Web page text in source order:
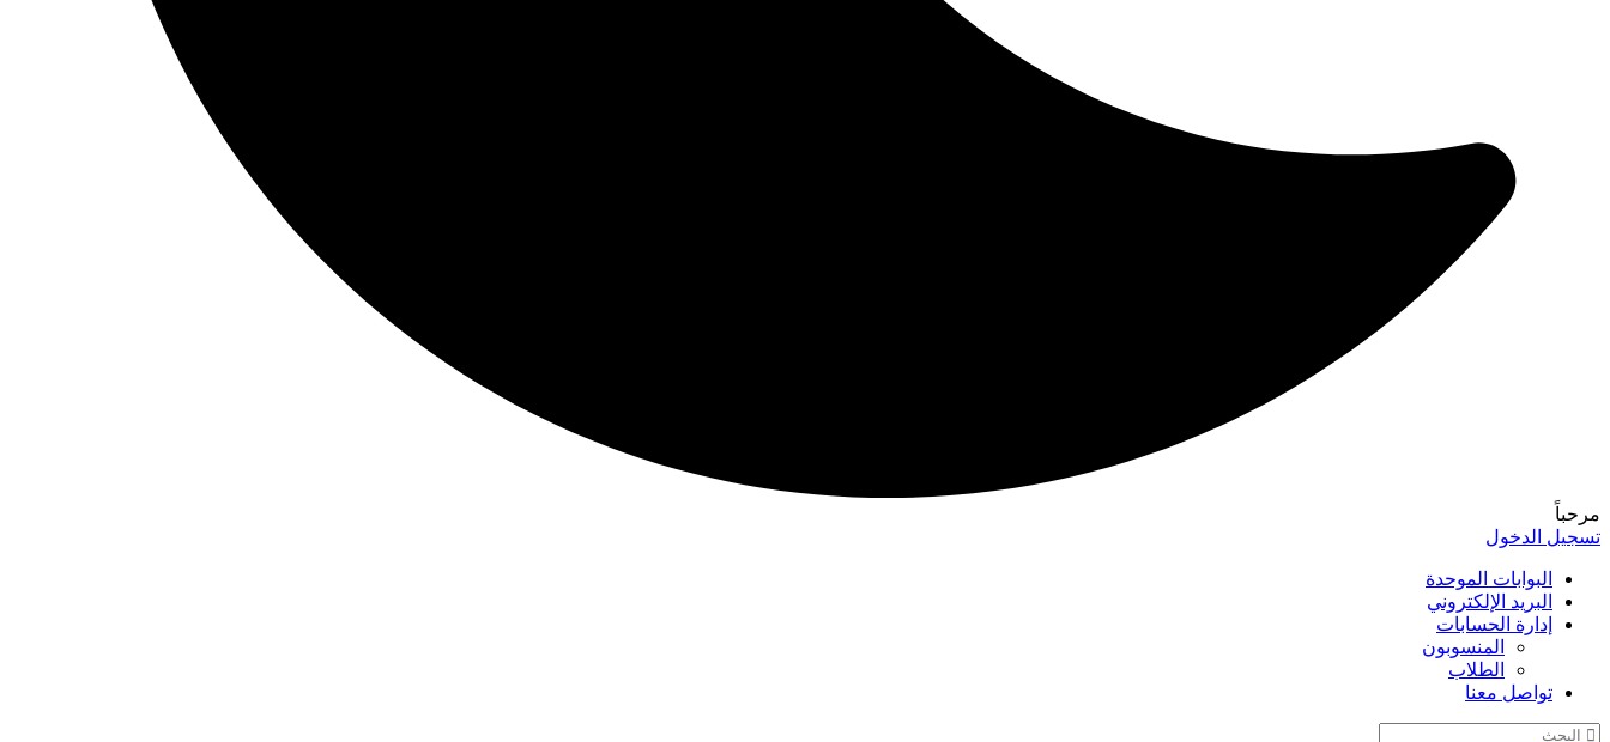
مرحباً
تسجيل الدخول
البوابات الموحدة
البريد الإلكتروني
إدارة الحسابات
المنسوبون
الطلاب
تواصل معنا